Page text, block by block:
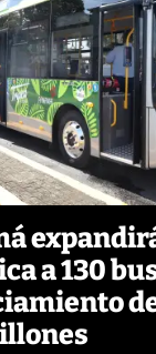
a 130